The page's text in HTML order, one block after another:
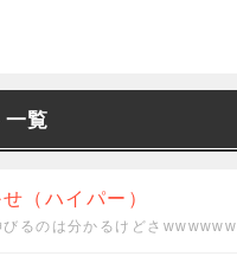
覧
（ハイパー）
るのは分かるけどさwwwwww